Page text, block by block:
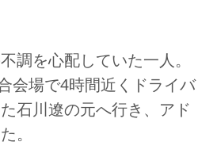
調を心配していた一人。
会場で4時間近くドライバ
石川遼の元へ行き、アド
。